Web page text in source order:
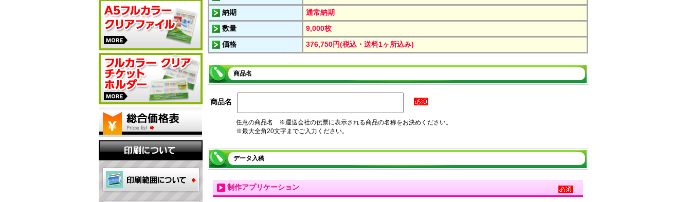
納期
通常納期
数量
9,000枚
価格
376,750円(税込・送料1ヶ所込み)
商品名
商品名
任意の商品名 ※運送会社の伝票に表示される商品の名称をお決めください。
※最大全角20文字までご入力ください。
データ入稿
制作アプリケーション